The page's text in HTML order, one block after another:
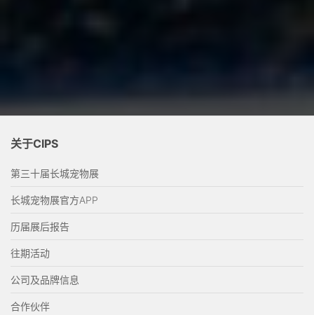
关于CIPS
第三十届长城宠物展
长城宠物展官方APP
历届展后报告
往期活动
公司及品牌信息
合作伙伴